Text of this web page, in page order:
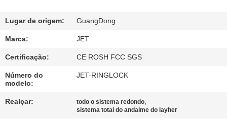
QUALIDADE
ENTRE
EM
CONTATO
CONOSCO
Lugar de origem: GuangDong
Marca: JET
Certificação: CE ROSH FCC SGS
Número do
modelo:
JET-RINGLOCK
Realçar: todo o sistema redondo,
sistema total do andaime do layher